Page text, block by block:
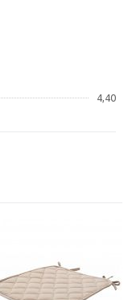
4,40